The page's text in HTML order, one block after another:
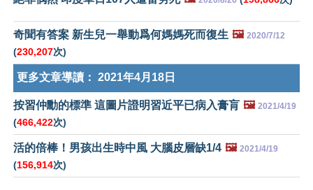
奇聞有答案 新生兒一舉動爲何媽媽死而復生 🖼️ 2020/7/12
(230,207次)
更多文章導讀： 2021年4月18日
按習仲勳的標準 這圖片證明習近平已病入膏肓 🖼️ 2021/4/19
(466,422次)
活的倍棒！男孩出生時中風 大腦皮層缺1/4 🖼️ 2021/4/19
(156,914次)